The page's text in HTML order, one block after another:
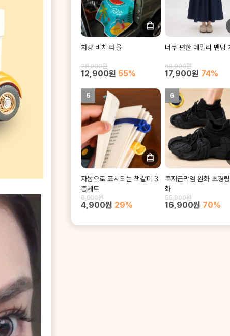
차량 비치 타올
28,900원
12,900원 55%
너무 편한 데일리 밴딩
68,900원
17,900원 74%
5
자동으로 표시되는 책갈피 3
종세트
6,900원
4,900원 29%
6
족저근막염 완화 초경
화
55,900원
16,900원 70%